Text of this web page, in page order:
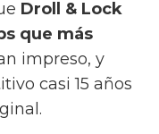
Droll & Lock
que más
impreso, y
casi 15 años